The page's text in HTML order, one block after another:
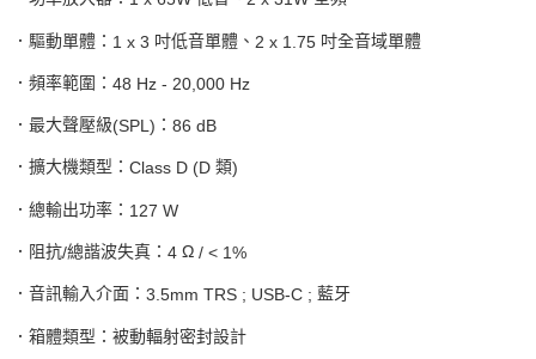
．驅動單體： 1 x 3 吋低音單體、 2 x 1.75 吋全音域單體
．頻率範圍： 48 Hz - 20,000 Hz
．最大聲壓級(SPL) ： 86 dB
．擴大機類型： Class D (D 類)
．總輸出功率： 127 W
．阻抗/總諧波失真： 4 Ω / < 1%
．音訊輸入介面： 3.5mm TRS ; USB-C ; 藍牙
．箱體類型：被動輻射密封設計